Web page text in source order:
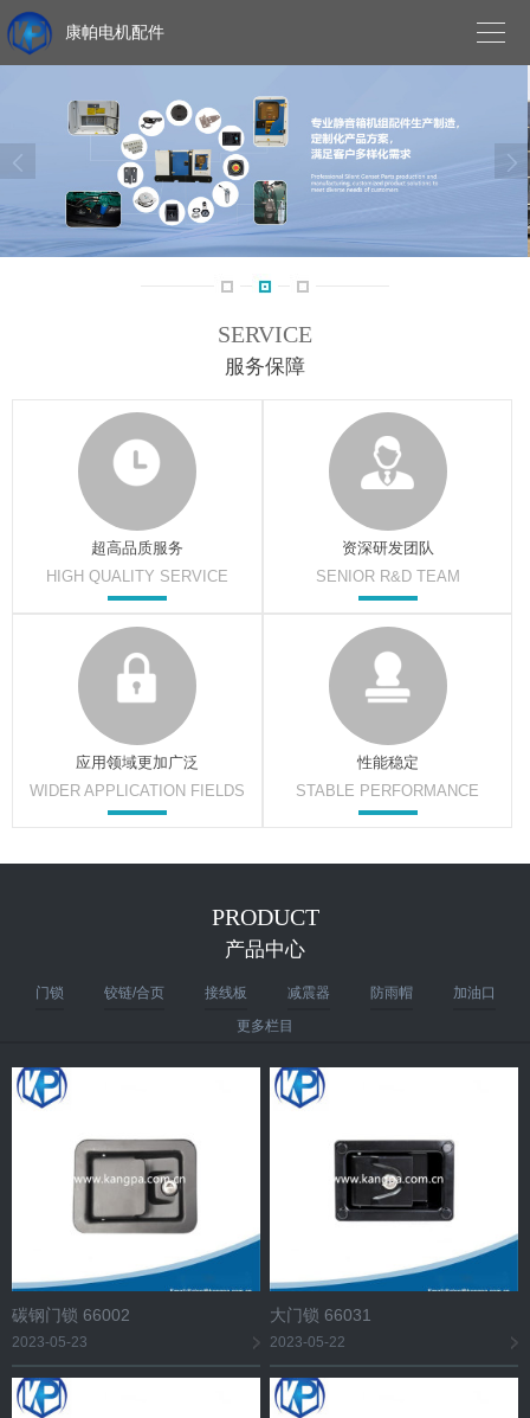
康帕电机配件 


SERVICE
服务保障
超高品质服务
HIGH QUALITY SERVICE
资深研发团队
SENIOR R&D TEAM
应用领域更加广泛
WIDER APPLICATION FIELDS
性能稳定
STABLE PERFORMANCE
PRODUCT
产品中心
门锁 铰链/合页 接线板 减震器 防雨帽
加油口
更多栏目
碳钢门锁 66002
2023-05-23
大门锁 66031
2023-05-22